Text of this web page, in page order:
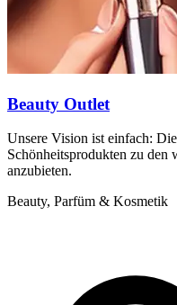
Beauty Outlet
Unsere Vision ist einfach:
Schönheitsprodukten zu den
anzubieten.
Beauty, Parfüm & Kosmetik